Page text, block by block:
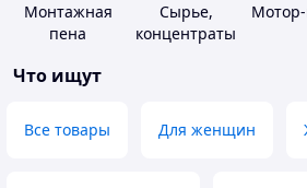
Монтажная
пена
Сырье,
концентраты
Мотор-
Что ищут
Все товары Для женщин